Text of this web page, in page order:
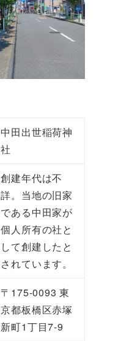
中田出世稲荷神
社
創建年代は不
詳。当地の旧家
である中田家が
個人所有の社と
して創建したと
されています。
〒175-0093 東
京都板橋区赤塚
新町1丁目7-9